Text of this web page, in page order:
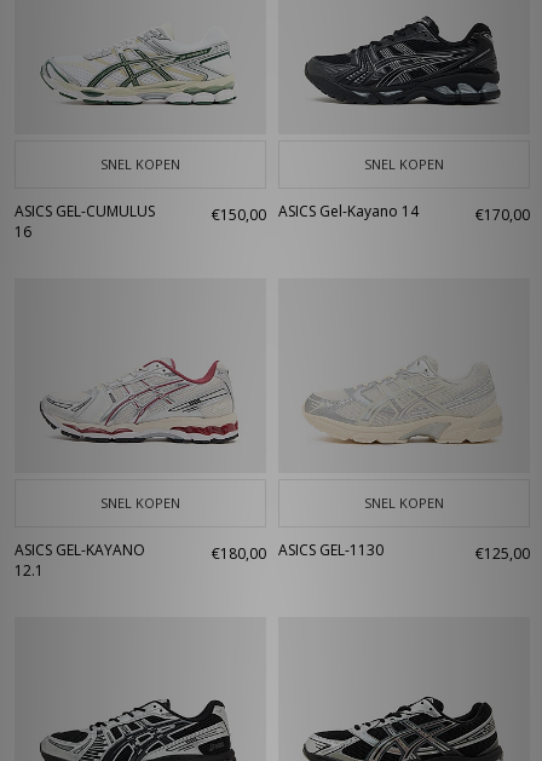
SNEL KOPEN
ASICS GEL-CUMULUS
16
€150,00
SNEL KOPEN
ASICS Gel-Kayano 14 €170,00
SNEL KOPEN
ASICS GEL-KAYANO
12.1
€180,00
SNEL KOPEN
ASICS GEL-1130 €125,00